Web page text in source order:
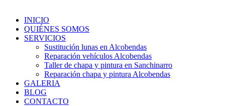
INICIO
QUIÉNES SOMOS
SERVICIOS
Sustitución lunas en Alcobendas
Reparación vehículos Alcobendas
Taller de chapa y pintura en Sanchinarro
Reparación chapa y pintura Alcobendas
GALERIA
BLOG
CONTACTO